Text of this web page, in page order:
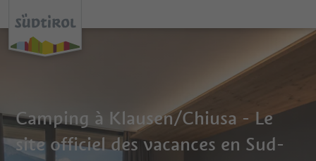
Camping à Klausen/Chiusa - Le
site officiel des vacances en Sud-